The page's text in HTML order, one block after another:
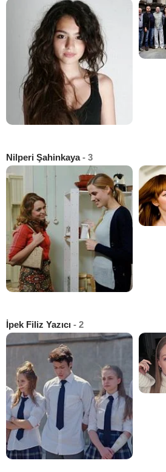
Nilperi Şahinkaya- 3
İpek Filiz Yazıcı - 2